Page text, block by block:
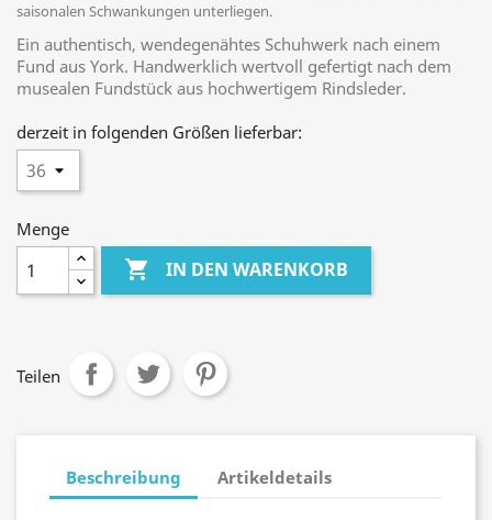
saisonalen Schwankungen unterliegen.
Ein authentisch, wendegenähtes Schuhwerk nach einem
Fund aus York. Handwerklich wertvoll gefertigt nach dem
musealen Fundstück aus hochwertigem Rindsleder.
derzeit in folgenden Größen lieferbar:
Menge
 IN DEN WARENKORB
Teilen
Beschreibung Artikeldetails